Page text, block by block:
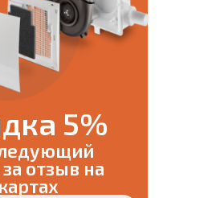
5%
за отзыв на
картах